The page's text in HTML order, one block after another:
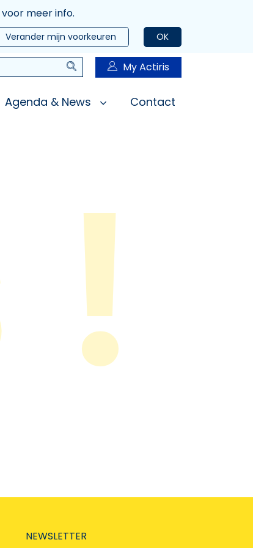
voor meer info.
OK
Verander mijn voorkeuren
Zoeken My Actiris
Agenda & News Contact
NEWSLETTER